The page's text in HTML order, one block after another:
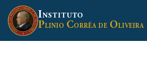
para
conteúdo
INSTITUTO
PLINIO CORRÊA DE OLIVEIRA